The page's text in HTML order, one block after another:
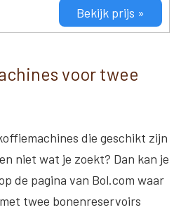
Bekijk prijs »
voor twee
die geschikt zijn
niet wat je zoekt? Dan kan je
de pagina van Bol.com waar
twee bonenreservoirs